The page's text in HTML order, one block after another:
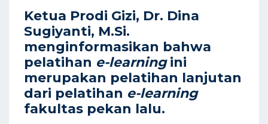
Ketua Prodi Gizi, Dr. Dina
Sugiyanti, M.Si.
menginformasikan bahwa
pelatihan e-learningini
merupakan pelatihan lanjutan
dari pelatihan e-learning
fakultas pekan lalu.